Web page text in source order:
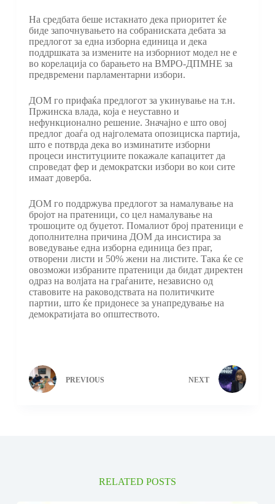
На средбата беше истакнато дека приоритет ќе
биде започнувањето на собраниската дебата за
предлогот за една изборна единица и дека
поддршката за измените на изборниот модел не е
во корелација со барањето на ВМРО-ДПМНЕ за
предвремени парламентарни избори.
ДОМ го прифаќа предлогот за укинување на т.н.
Пржинска влада, која е неуставно и
нефункционално решение. Значајно е што овој
предлог доаѓа од најголемата опозициска партија,
што е потврда дека во изминатите изборни
процеси институциите покажале капацитет да
спроведат фер и демократски избори во кои сите
имаат доверба.
ДОМ го поддржува предлогот за намалување на
бројот на пратеници, со цел намалување на
трошоците од буџетот. Помалиот број пратеници е
дополнителна причина ДОМ да инсистира за
воведување една изборна единица без праг,
отворени листи и 50% жени на листите. Така ќе се
овозможи избраните пратеници да бидат директен
одраз на волјата на граѓаните, независно од
ставовите на раководствата на политичките
партии, што ќе придонесе за унапредување на
демократијата во општеството.
PREVIOUS NEXT
RELATED POSTS